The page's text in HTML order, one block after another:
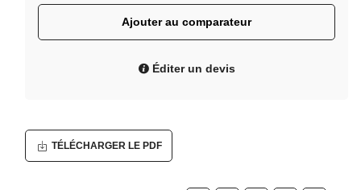
Ajouter au comparateur
Éditer un devis
TÉLÉCHARGER LE PDF